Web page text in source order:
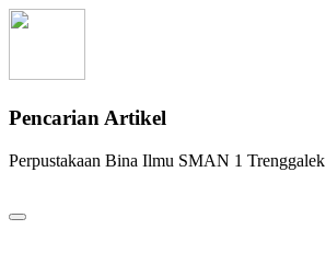
Pencarian Artikel
Perpustakaan Bina Ilmu SMAN 1 Trenggalek